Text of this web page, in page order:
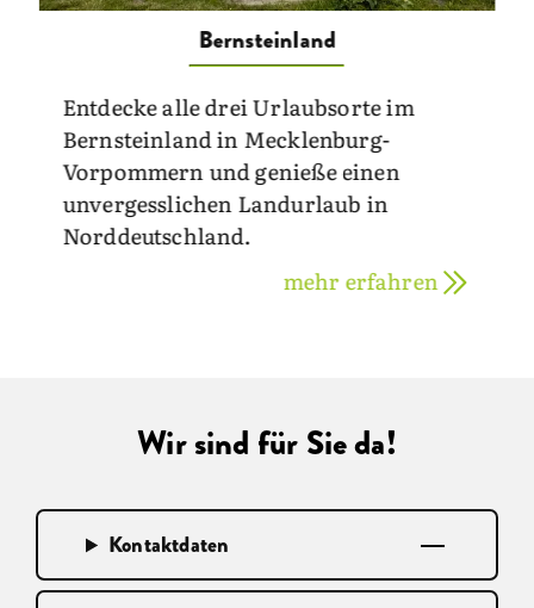
Bernsteinland
Entdecke alle drei Urlaubsorte im
Bernsteinland in Mecklenburg-
Vorpommern und genieße einen
unvergesslichen Landurlaub in
Norddeutschland.
mehr erfahren
Wir sind für Sie da!
Kontaktdaten